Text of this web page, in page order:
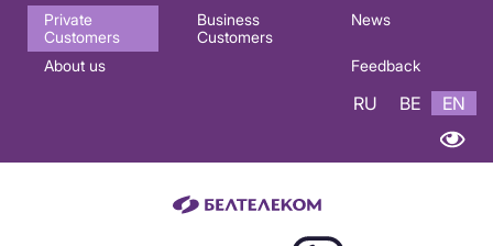
Основная
навигация
Private
Customers
Business
Customers
News
About us Feedback
RU BE EN